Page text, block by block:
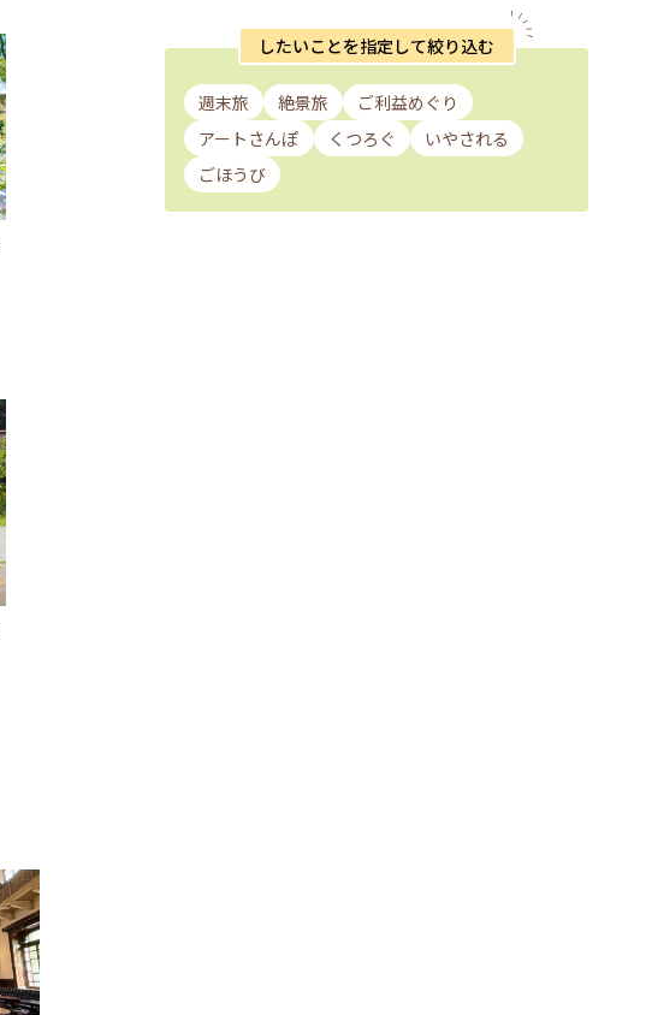
したいことを指定して絞り込む
週末旅 絶景旅
ご利益めぐり
アートさんぽ
くつろぐ
いやされる
ごほうび